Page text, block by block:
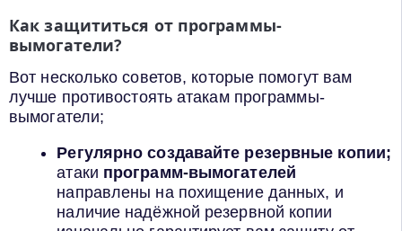
Как защититься от программы-
вымогатели?
Вот несколько советов, которые помогут вам
лучше противостоять атакам программы-
вымогатели;
Регулярно создавайте резервные копии;
атаки программ-вымогателей
направлены на похищение данных, и
наличие надёжной резервной копии